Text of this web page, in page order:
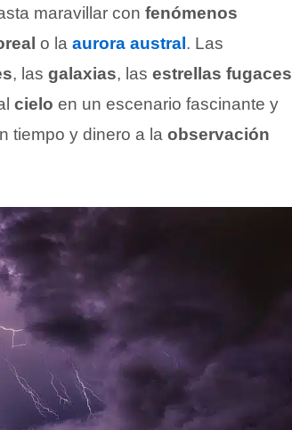
maravillar con fenómenos
o la aurora austral . Las
, las galaxias, las estrellas fugaces
cielo en un escenario fascinante y
tiempo y dinero a la observación